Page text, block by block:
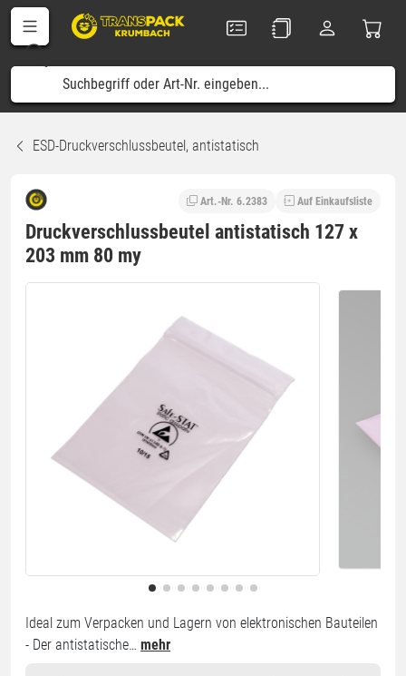
ESD-Druckverschlussbeutel, antistatisch
Art.-Nr. 6.2383 Auf Einkaufsliste
Druckverschlussbeutel antistatisch 127 x
203 mm 80 my
Ideal zum Verpacken und Lagern von elektronischen Bauteilen
- Der antistatische… mehr